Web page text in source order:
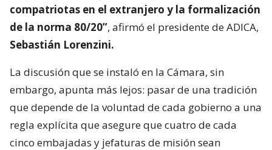
compatriotas en el extranjero y la formalización
de la norma 80/20”, afirmó el presidente de ADICA,
Sebastián Lorenzini.
La discusión que se instaló en la Cámara, sin
embargo, apunta más lejos: pasar de una tradición
que depende de la voluntad de cada gobierno a una
regla explícita que asegure que cuatro de cada
cinco embajadas y jefaturas de misión sean